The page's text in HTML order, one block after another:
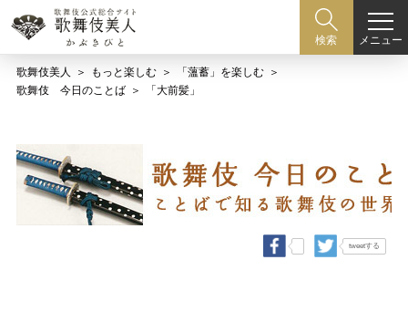
検索 メニュー
歌舞伎美人 もっと楽しむ
「薀蓄」を楽しむ
歌舞伎 今日のことば
「大前髪」
tweetする